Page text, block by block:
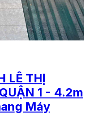
LÊ THỊ
1 - 4.2m
Máy